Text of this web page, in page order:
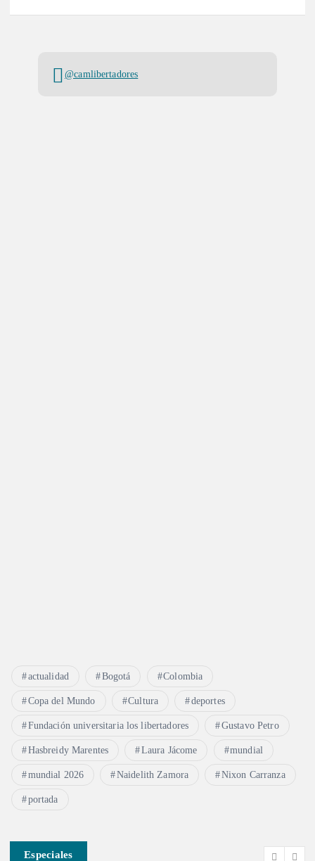
@camlibertadores
actualidad Bogotá Colombia
Copa del Mundo Cultura deportes
Fundación universitaria los libertadores Gustavo Petro
Hasbreidy Marentes Laura Jácome mundial
mundial 2026 Naidelith Zamora Nixon Carranza
portada
Especiales